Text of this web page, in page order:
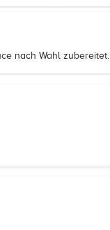
nach Wahl zubereitet.